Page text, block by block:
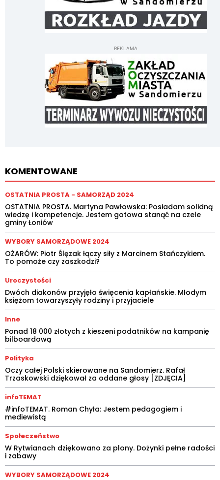
REKLAMA
KOMENTOWANE
OSTATNIA PROSTA - SAMORZĄD 2024
OSTATNIA PROSTA. Martyna Pawłowska: Posiadam solidną
wiedzę i kompetencje. Jestem gotowa stanąć na czele
gminy Łoniów
WYBORY SAMORZĄDOWE 2024
OŻARÓW: Piotr Ślęzak łączy siły z Marcinem Stańczykiem.
To pomoże czy zaszkodzi?
Uroczystości
Dwóch diakonów przyjęło święcenia kapłańskie. Młodym
księżom towarzyszyły rodziny i przyjaciele
Inne
Ponad 18 000 złotych z kieszeni podatników na kampanię
bilboardową
Polityka
Oczy całej Polski skierowane na Sandomierz. Rafał
Trzaskowski dziękował za oddane głosy [ZDJĘCIA]
infoTEMAT
#infoTEMAT. Roman Chyła: Jestem pedagogiem i
mediewistą
Społeczeństwo
W Rytwianach dziękowano za plony. Dożynki pełne radości
i zabawy
WYBORY SAMORZĄDOWE 2024